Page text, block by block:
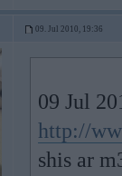
09. Jul 2010, 19:36
09 Jul
http://
shis ar